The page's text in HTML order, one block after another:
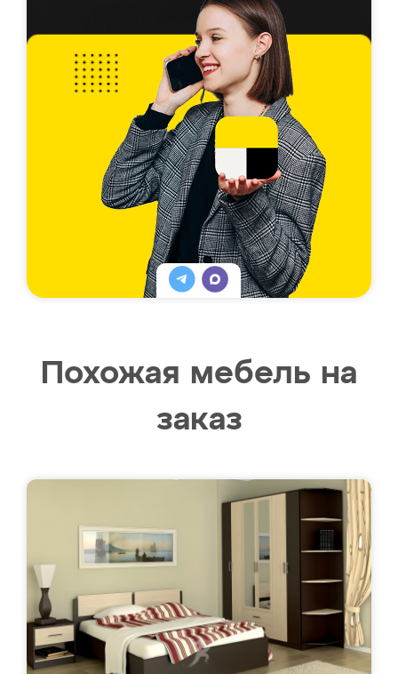
Похожая мебель на
заказ